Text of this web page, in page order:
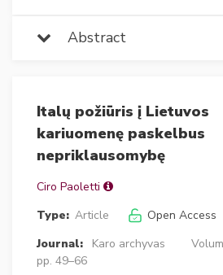
Abstract
Italų požiūris į Lietuvos
kariuomenę paskelbus
nepriklausomybę
Ciro Paoletti
Type: Article
Open Access
Journal:
Karo archyvas
pp. 49–66